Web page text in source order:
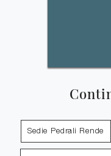
Sedie Pedrali Rende